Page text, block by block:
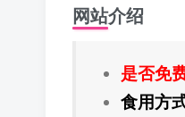
网站介绍
是否免
食用方